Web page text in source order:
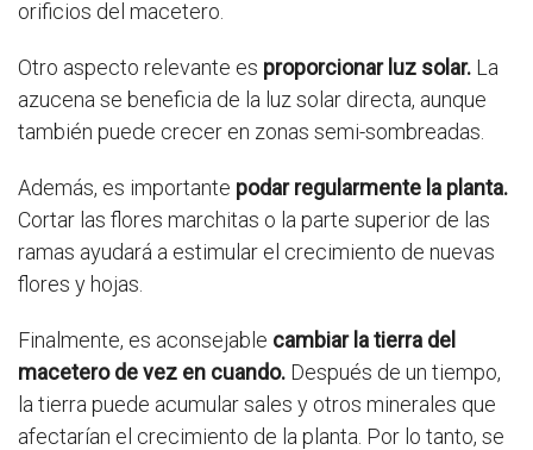
orificios del macetero.
Otro aspecto relevante es proporcionar luz solar. La
azucena se beneficia de la luz solar directa, aunque
también puede crecer en zonas semi-sombreadas.
Además, es importante podar regularmente la planta.
Cortar las flores marchitas o la parte superior de las
ramas ayudará a estimular el crecimiento de nuevas
flores y hojas.
Finalmente, es aconsejable cambiar la tierra del
macetero de vez en cuando. Después de un tiempo,
la tierra puede acumular sales y otros minerales que
afectarían el crecimiento de la planta. Por lo tanto, se